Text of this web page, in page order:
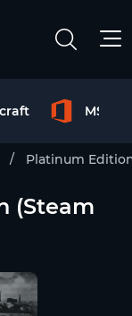
MS
Platinum
(Steam